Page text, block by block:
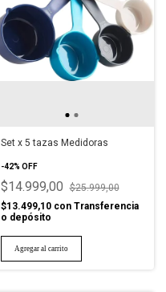
Set x 5 tazas Medidoras
-42% OFF
$14.999,00
$25.999,00
$13.499,10 con Transferencia
o depósito